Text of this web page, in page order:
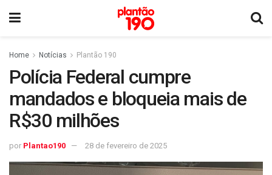
Home Notícias Plantão 190
Polícia Federal cumpre
mandados e bloqueia mais de
R$30 milhões
por Plantao190 28 de fevereiro de 2025